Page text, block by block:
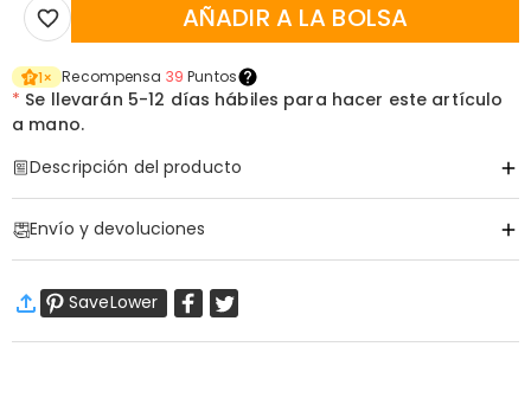
AÑADIR A LA BOLSA
1× Recompensa 39 Puntos
* Se llevarán 5-12 días hábiles para hacer este artículo
a mano.
Descripción del producto
Envío y devoluciones
Envío Estándar:9-18
Días Laborables
SaveLower